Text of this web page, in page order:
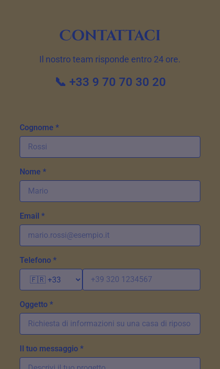
Contattaci
Il nostro team risponde entro 24 ore.
📞 +33 9 70 70 30 20
Cognome *
Nome *
Email *
Telefono *
Oggetto *
Il tuo messaggio *